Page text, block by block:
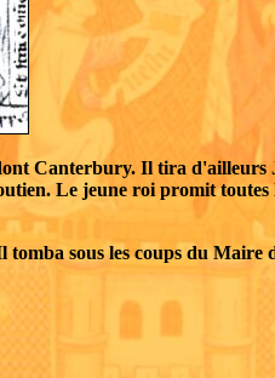
Canterbury. Il tira
Le jeune roi promit toutes
sous les coups du Maire